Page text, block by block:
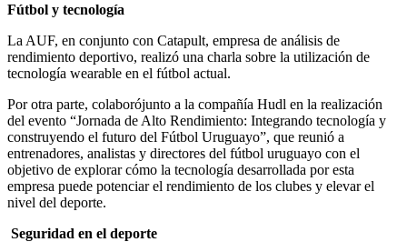
Fútbol y tecnología
La AUF, en conjunto con Catapult, empresa de análisis de
rendimiento deportivo, realizó una charla sobre la utilización de
tecnología wearable en el fútbol actual.
Por otra parte, colaboró​​junto a la compañía Hudl en la realización
del evento “Jornada de Alto Rendimiento: Integrando tecnología y
construyendo el futuro del Fútbol Uruguayo”, que reunió a
entrenadores, analistas y directores del fútbol uruguayo con el
objetivo de explorar cómo la tecnología desarrollada por esta
empresa puede potenciar el rendimiento de los clubes y elevar el
nivel del deporte.
Seguridad en el deporte